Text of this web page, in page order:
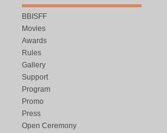
BBISFF
Movies
Awards
Rules
Gallery
Support
Program
Promo
Press
Open Ceremony